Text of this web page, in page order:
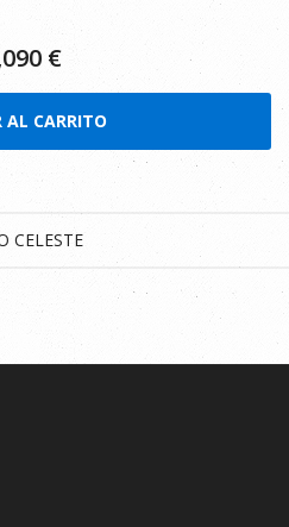
€
AL CARRITO